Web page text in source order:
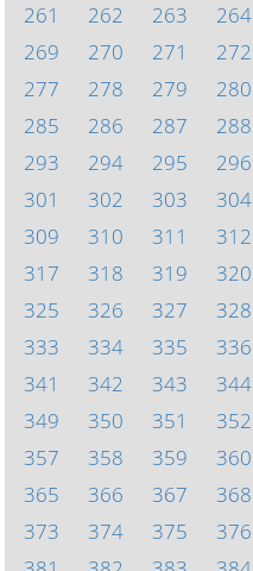
261
262 263 264
269
270 271 272
277
278 279 280
285
286 287 288
293
294 295 296
301
302 303 304
309
310 311 312
317
318 319 320
325
326 327 328
333
334 335 336
341
342 343 344
349
350 351 352
357
358 359 360
365
366 367 368
373
374 375 376